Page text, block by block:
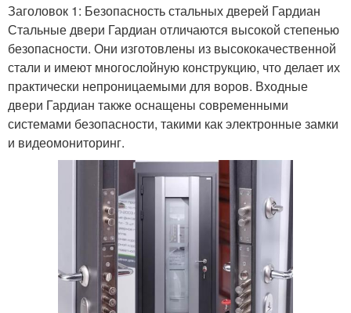
Заголовок 1: Безопасность стальных дверей Гардиан
Стальные двери Гардиан отличаются высокой степенью
безопасности. Они изготовлены из высококачественной
стали и имеют многослойную конструкцию, что делает их
практически непроницаемыми для воров. Входные
двери Гардиан также оснащены современными
системами безопасности, такими как электронные замки
и видеомониторинг.